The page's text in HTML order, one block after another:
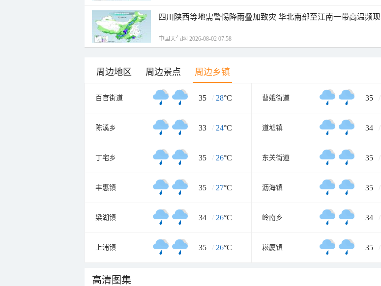
四川陕西等地需警惕降雨叠加致灾 华北南部至江南一带高温频现
中国天气网 2026-08-02 07:58
周边地区 周边景点 周边乡镇
百官街道 35 / 28°C 曹娥街道 35 /
陈溪乡 33 / 24°C 道墟镇 34 /
丁宅乡 35 / 26°C 东关街道 35 /
丰惠镇 35 / 27°C 沥海镇 35 /
梁湖镇 34 / 26°C 岭南乡 34 /
上浦镇 35 / 26°C 崧厦镇 35 /
高清图集